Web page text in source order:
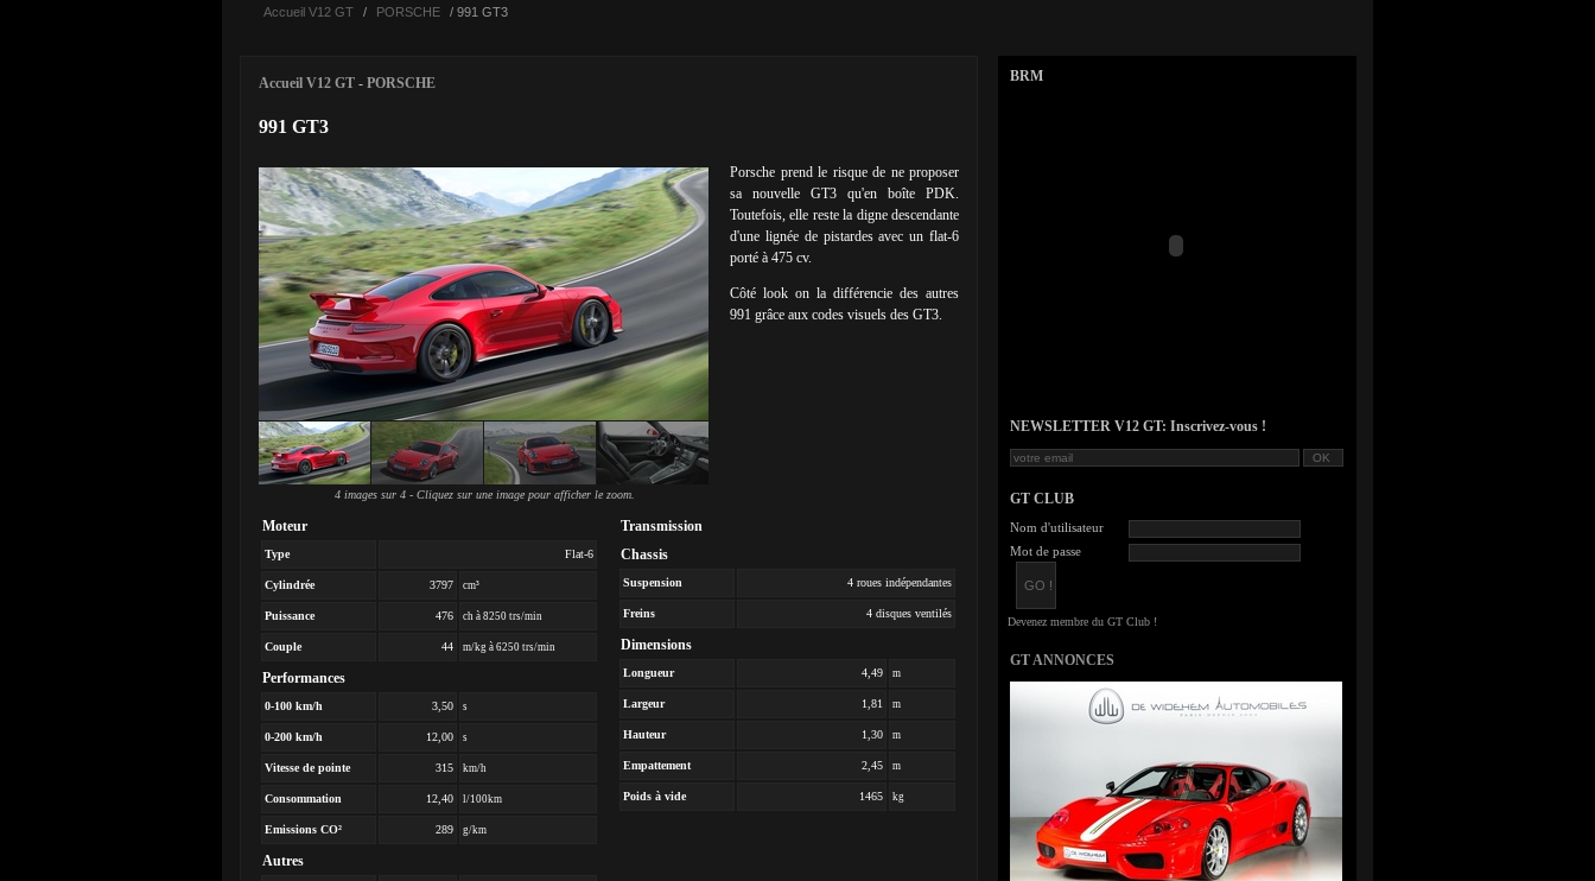
Accueil V12 GT / PORSCHE / 991 GT3
Accueil V12 GT - PORSCHE
991 GT3
4 images sur 4 - Cliquez sur une image pour afficher le zoom.
Porsche prend le risque de ne proposer
sa nouvelle GT3 qu'en boîte PDK.
Toutefois, elle reste la digne descendante
d'une lignée de pistardes avec un flat-6
porté à 475 cv.
Côté look on la différencie des autres
991 grâce aux codes visuels des GT3.
Moteur
Type Flat-6
Cylindrée 3797 cm³
Puissance 476 ch à 8250 trs/min
Couple 44 m/kg à 6250 trs/min
Performances
0-100 km/h 3,50 s
0-200 km/h 12,00 s
Vitesse de pointe 315 km/h
Consommation 12,40 l/100km
Emissions CO² 289 g/km
Autres
Transmission
Chassis
Suspension 4 roues indépendantes
Freins 4 disques ventilés
Dimensions
Longueur 4,49 m
Largeur 1,81 m
Hauteur 1,30 m
Empattement 2,45 m
Poids à vide 1465 kg
BRM
NEWSLETTER V12 GT: Inscrivez-vous !
GT CLUB
Nom d'utilisateur
Mot de passe
GT ANNONCES